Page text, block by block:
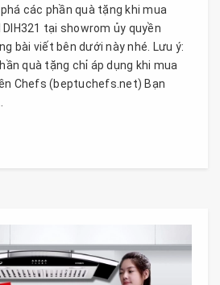
các phần quà tặng khi mua
tại showrom ủy quyền
bài viết bên dưới này nhé. Lưu ý:
quà tặng chỉ áp dụng khi mua
Chefs (beptuchefs.net) Bạn